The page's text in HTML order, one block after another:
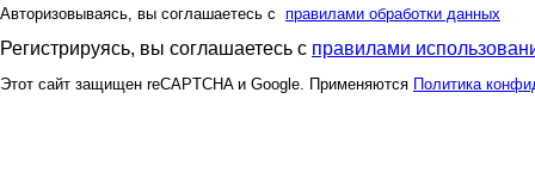
Авторизовываясь, вы соглашаетесь с правилами обработки данных
Регистрируясь, вы соглашаетесь с правилами
Этот сайт защищен reCAPTCHA и Google. Применяются Политика